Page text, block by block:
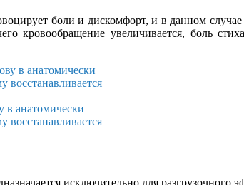
боли и дискомфорт, и в данном
кровообращение увеличивается, боль
в анатомически
восстанавливается
исключительно для разгрузочного